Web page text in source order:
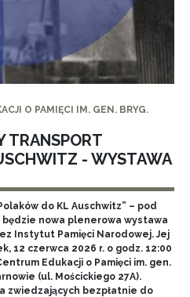
O PAMIĘCI IM. GEN. BRYG.
TRANSPORT
- WYSTAWA
do KL Auschwitz” – pod
nowa plenerowa wystawa
Instytut Pamięci Narodowej. Jej
12 czerwca 2026 r. o godz. 12:00
Edukacji o Pamięci im. gen.
(ul. Mościckiego 27A).
zwiedzających bezpłatnie do